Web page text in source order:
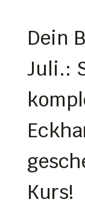
Dein
Juli.:
Kurs!